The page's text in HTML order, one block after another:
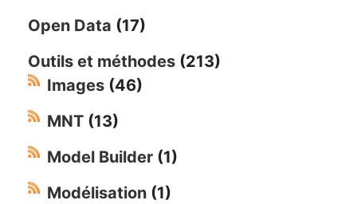
Open Data (17)
Outils et méthodes (213)
Images (46)
MNT (13)
Model Builder (1)
Modélisation (1)